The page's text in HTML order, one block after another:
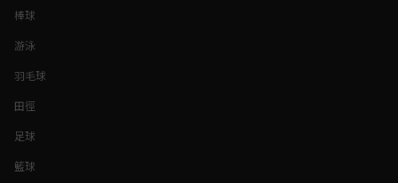
棒球
游泳
羽毛球
田徑
足球
籃球